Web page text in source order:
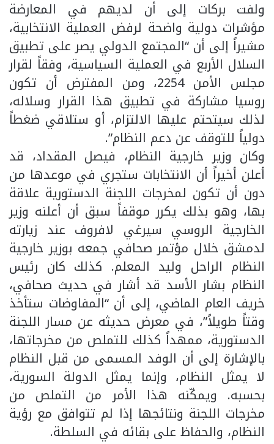
ولفت بركات إلى أن لديهم في المعارضة
مؤشرات دولية واضحة لرفض العملية الانتخابية،
مشيراً إلى أن “المجتمع الدولي يصر على تطبيق
السلال الأربع في العملية السياسية، وفقاً لقرار
مجلس الأمن 2254، ومن المفترض أن تكون
روسيا مشاركة في تطبيق هذا القرار وسلاله،
لذلك سيتحتم عليها الالتزام، أو ستلاقي ضغطاً
دولياً للتوقف عن دعم النظام”.
وكان وزير خارجية النظام، فيصل المقداد، قد
أعلن أخيراً أن الانتخابات ستجري في موعدها من
دون أن تكون لمخرجات اللجنة الدستورية علاقة
بها، وهو بذلك يكرر موقفاً سبق أن أعلنه وزير
الخارجية الروسي سيرغي لافروف عند زيارته
لدمشق خلال مؤتمر صحافي جمعه بوزير خارجية
النظام الراحل وليد المعلم. كذلك كان رئيس
النظام بشار الأسد قد أشار في حديث صحافي،
خريف العام الماضي، إلى أن “المفاوضات ستأخذ
وقتاً طويلاً”، في معرض حديثه عن مسار اللجنة
الدستورية، ممهداً كذلك للتملص من مخرجاتها،
بالإشارة إلى أن الوفد المسمى من قبل النظام
لا يمثل النظام، وإنما يمثل الدولة السورية،
بحسبه. ويمكّنه هذا الأمر من التملص من
مخرجات اللجنة ونتائجها إذا لم تتوافق مع رؤية
النظام، والحفاظ على بقائه في السلطة.